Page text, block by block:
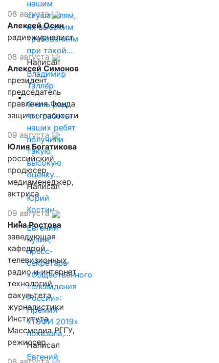
нашим
слушателям,
их высоким
требованиям
при такой…
Написал
Владимир
Таллер
Очень рад,
что работы
наших ребят
получили
такую
высокую
оценку…
Написал
Юрий
Костин
Евгений
Кузин,
пресс-
секретарь
«Общественного
телевидения
России»:
Премия
«ТЭФИ 2019»
показала,…
Написал
Евгений
08 августа
Алексей Осин
радиожурналист
08 августа
Алексей Симонов
президент,
председатель
правления Фонда
защиты гласности
09 августа
Юлия Богатикова
российский
продюсер,
медиаменеджер,
актриса
09 августа
Нина Ростова
заведующая
кафедрой
телевизионных,
радио и интернет
технологий
факультета
журналистики
Института
Массмедиа РГГУ,
режиссер.